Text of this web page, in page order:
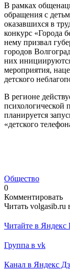
В рамках
обращения с
оказавшихся в
конкурс «Города
нему призвал
городов
них
мероприятия,
детского
В регионе
психологической
планируется
«детского
Общество
0
Комментировать
Читать volgasib.ru
Читайте в Яндекс
Группа в vk
Канал в Яндекс